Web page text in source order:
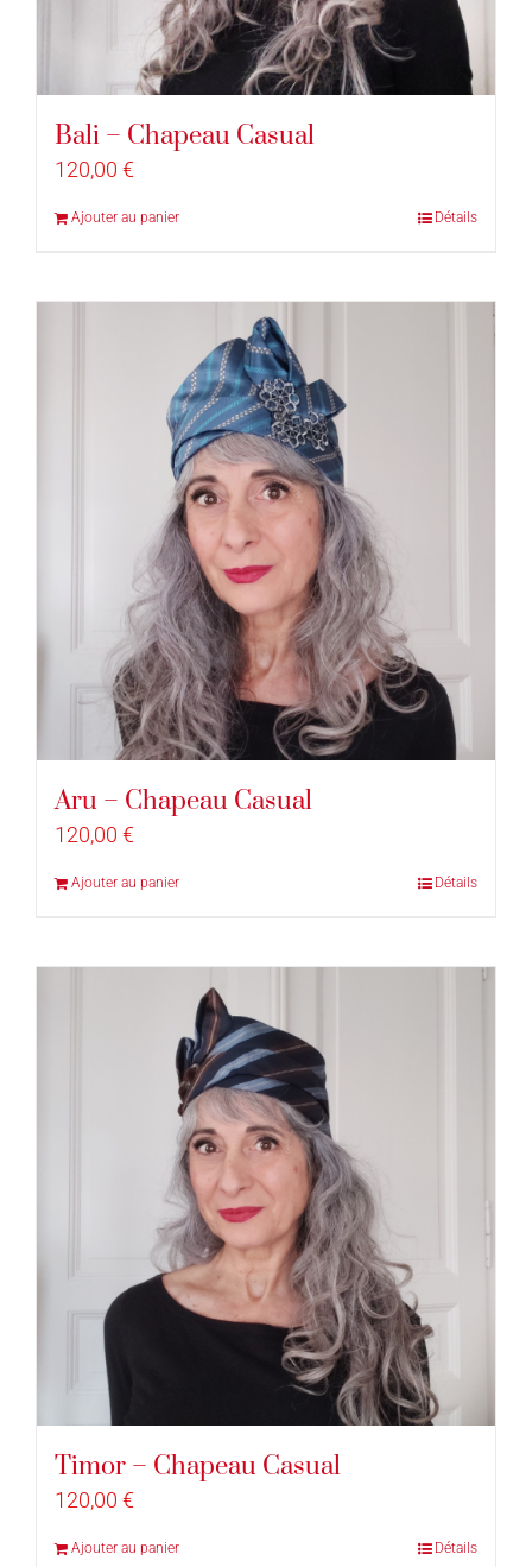
Bali – Chapeau Casual
120,00 €
Ajouter au panier Détails
Aru – Chapeau Casual
120,00 €
Ajouter au panier Détails
Timor – Chapeau Casual
120,00 €
Ajouter au panier Détails